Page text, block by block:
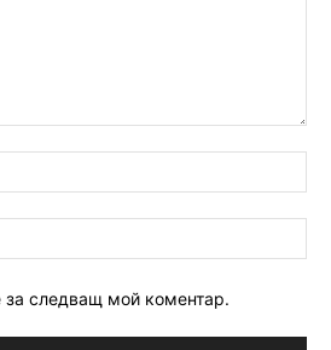
за следващ мой коментар.